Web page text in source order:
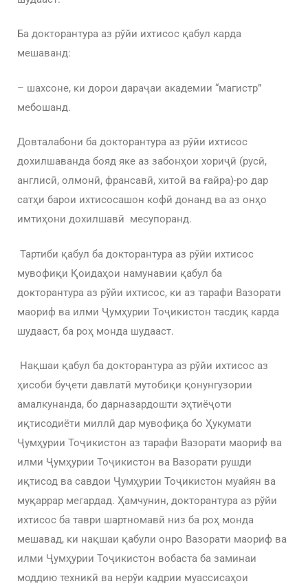
Ба докторантура аз рўйи ихтисос қабул карда
мешаванд:
– шахсоне, ки дорои дараҷаи академии “магистр”
мебошанд.
Довталабони ба докторантура аз рўйи ихтисос
дохилшаванда бояд яке аз забонҳои хориҷӣ (русӣ,
англисӣ, олмонӣ, франсавӣ, хитоӣ ва ғайра)-ро дар
сатҳи барои ихтисосашон кофӣ донанд ва аз онҳо
имтиҳони дохилшавӣ месупоранд.
Тартиби қабул ба докторантура аз рўйи ихтисос
мувофиқи Қоидаҳои намунавии қабул ба
докторантура аз рўйи ихтисос, ки аз тарафи Вазорати
маориф ва илми Ҷумҳурии Тоҷикистон тасдиқ карда
шудааст, ба роҳ монда шудааст.
Нақшаи қабул ба докторантура аз рўйи ихтисос аз
ҳисоби буҷети давлатӣ мутобиқи қонунгузории
амалкунанда, бо дарназардошти эҳтиёҷоти
иқтисодиёти миллӣ дар мувофиқа бо Ҳукумати
Ҷумҳурии Тоҷикистон аз тарафи Вазорати маориф ва
илми Ҷумҳурии Тоҷикистон ва Вазорати рушди
иқтисод ва савдои Ҷумҳурии Тоҷикистон муайян ва
муқаррар мегардад. Ҳамчунин, докторантура аз рўйи
ихтисос ба таври шартномавӣ низ ба роҳ монда
мешавад, ки нақшаи қабули онро Вазорати маориф ва
илми Ҷумҳурии Тоҷикистон вобаста ба заминаи
моддию техникӣ ва нерўи кадрии муассисаҳои